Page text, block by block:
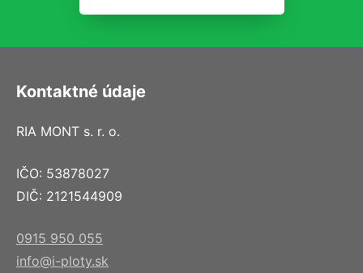
Kontaktné údaje
RIA MONT s. r. o.
IČO: 53878027
DIČ: 2121544909
0915 950 055
info@i-ploty.sk